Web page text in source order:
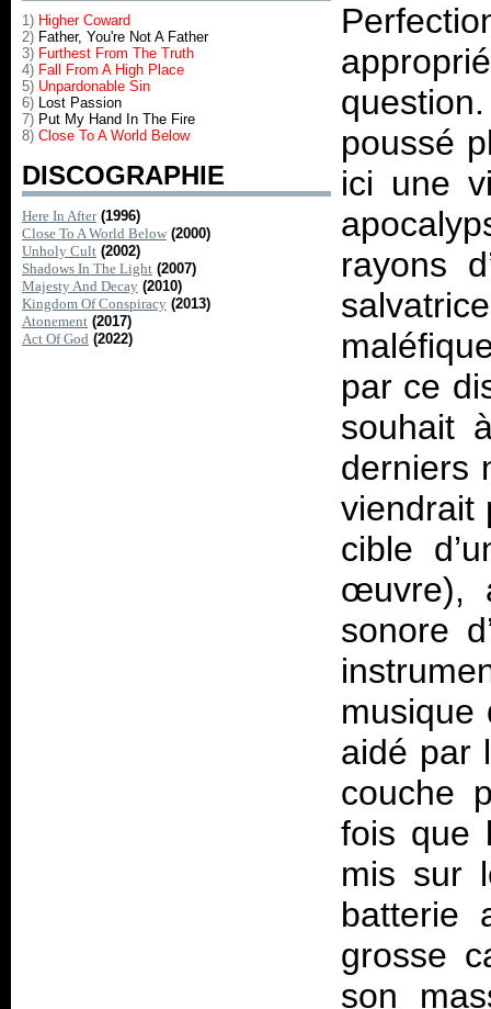
1) Higher Coward
2) Father, You're Not A Father
3) Furthest From The Truth
4) Fall From A High Place
5) Unpardonable Sin
6) Lost Passion
7) Put My Hand In The Fire
8) Close To A World Below
DISCOGRAPHIE
Here In After (1996)
Close To A World Below (2000)
Unholy Cult (2002)
Shadows In The Light (2007)
Majesty And Decay (2010)
Kingdom Of Conspiracy (2013)
Atonement (2017)
Act Of God (2022)
poussé
ici une
rayons
par ce
souhait
derniers
viendrait
cible
œuvre),
sonore
musique
aidé par
couche
fois que
mis sur
batterie
grosse
son